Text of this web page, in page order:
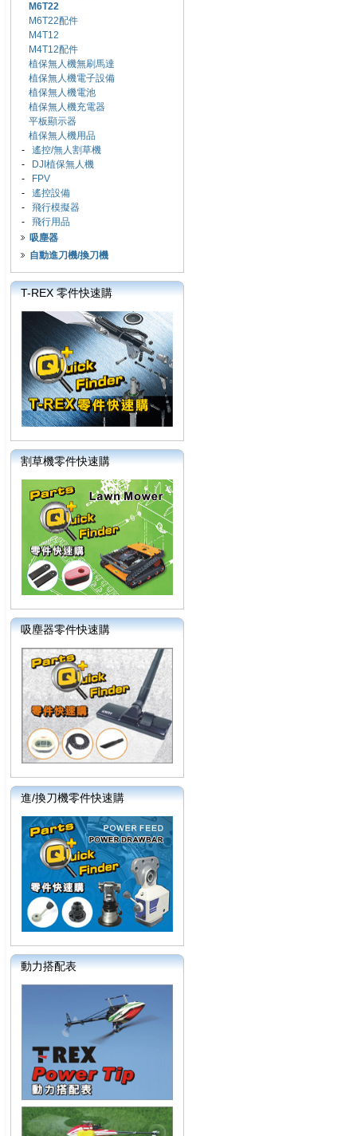
M6T22
M6T22配件
M4T12
M4T12配件
植保無人機無刷馬達
植保無人機電子設備
植保無人機電池
植保無人機充電器
平板顯示器
植保無人機用品
- 遙控/無人割草機
-
DJI植保無人機
-
FPV
- 遙控設備
- 飛行模擬器
- 飛行用品
吸塵器
自動進刀機/換刀機
T-REX 零件快速購
割草機零件快速購
吸塵器零件快速購
進/換刀機零件快速購
動力搭配表